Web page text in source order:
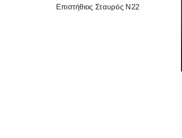
READ MORE
Επιστήθιος Σταυρός Ν22